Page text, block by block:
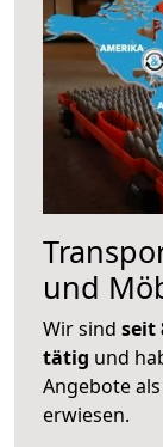
und
Wir sind seit
tätig und
Angebote
erwiesen.